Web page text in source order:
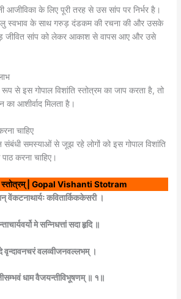
आजीविका के लिए पूरी तरह से उस सांप पर निर्भर है।
स्वभाव के साथ गरुड़ दंडकम की रचना की और उसके
जीवित सांप को लेकर आकाश से वापस आए और उसे
रूप से इस गोपाल विशांति स्तोत्रम का जाप करता है, तो
आशीर्वाद मिलता है।
चाहिए
संबंधी समस्याओं से जूझ रहे लोगों को इस गोपाल विशांति
करना चाहिए।
स्तोत्रम् | Gopal Vishanti Stotram
वेंकटनाथार्यः कवितार्किककेसरी ।
मे सन्निधत्तां सदा हृदि ॥
वृन्दावनचरं वलव्वीजनवल्लभम् ।
धाम वैजयन्तीविभूषणम् ॥ १॥